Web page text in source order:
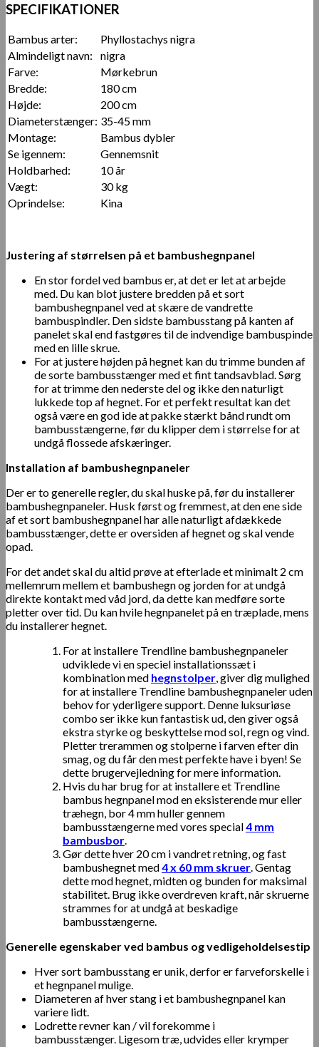
SPECIFIKATIONER
Bambus arter:
Phyllostachys nigra
Almindeligt navn:
nigra
Farve:
Mørkebrun
Bredde:
180 cm
Højde:
200 cm
Diameterstænger: 35-45 mm
Montage:
Bambus dybler
Se igennem:
Gennemsnit
Holdbarhed:
10 år
Vægt:
30 kg
Oprindelse:
Kina
Justering af størrelsen på et bambushegnpanel
En stor fordel ved bambus er, at det er let at arbejde
med. Du kan blot justere bredden på et sort
bambushegnpanel ved at skære de vandrette
bambuspindler. Den sidste bambusstang på kanten af ​​
panelet skal end fastgøres til de indvendige bambuspinde
med en lille skrue.
For at justere højden på hegnet kan du trimme bunden af ​​
de sorte bambusstænger med et fint tandsavblad. Sørg
for at trimme den nederste del og ikke den naturligt
lukkede top af hegnet. For et perfekt resultat kan det
også være en god ide at pakke stærkt bånd rundt om
bambusstængerne, før du klipper dem i størrelse for at
undgå flossede afskæringer.
Installation af bambushegnpaneler
Der er to generelle regler, du skal huske på, før du installerer
bambushegnpaneler. Husk først og fremmest, at den ene side
af et sort bambushegnpanel har alle naturligt afdækkede
bambusstænger, dette er oversiden af ​​hegnet og skal vende
opad.
For det andet skal du altid prøve at efterlade et minimalt 2 cm
mellemrum mellem et bambushegn og jorden for at undgå
direkte kontakt med våd jord, da dette kan medføre sorte
pletter over tid. Du kan hvile hegnpanelet på en træplade, mens
du installerer hegnet.
For at installere Trendline bambushegnpaneler
udviklede vi en speciel installationssæt i
kombination med hegnstolper, giver dig mulighed
for at installere Trendline bambushegnpaneler uden
behov for yderligere support. Denne luksuriøse
combo ser ikke kun fantastisk ud, den giver også
ekstra styrke og beskyttelse mod sol, regn og vind.
Pletter trerammen og stolperne i farven efter din
smag, og du får den mest perfekte have i byen! Se
dette brugervejledning for mere information.
Hvis du har brug for at installere et Trendline
bambus hegnpanel mod en eksisterende mur eller
træhegn, bor 4 mm huller gennem
bambusstængerne med vores special4 mm
bambusbor.
Gør dette hver 20 cm i vandret retning, og fast
bambushegnet med4 x 60 mm skruer. Gentag
dette mod hegnet, midten og bunden for maksimal
stabilitet. Brug ikke overdreven kraft, når skruerne
strammes for at undgå at beskadige
bambusstængerne.
Generelle egenskaber ved bambus og vedligeholdelsestip
Hver sort bambusstang er unik, derfor er farveforskelle i
et hegnpanel mulige.
Diameteren af ​​hver stang i et bambushegnpanel kan
variere lidt.
Lodrette revner kan / vil forekomme i
bambusstænger. Ligesom træ, udvides eller krymper